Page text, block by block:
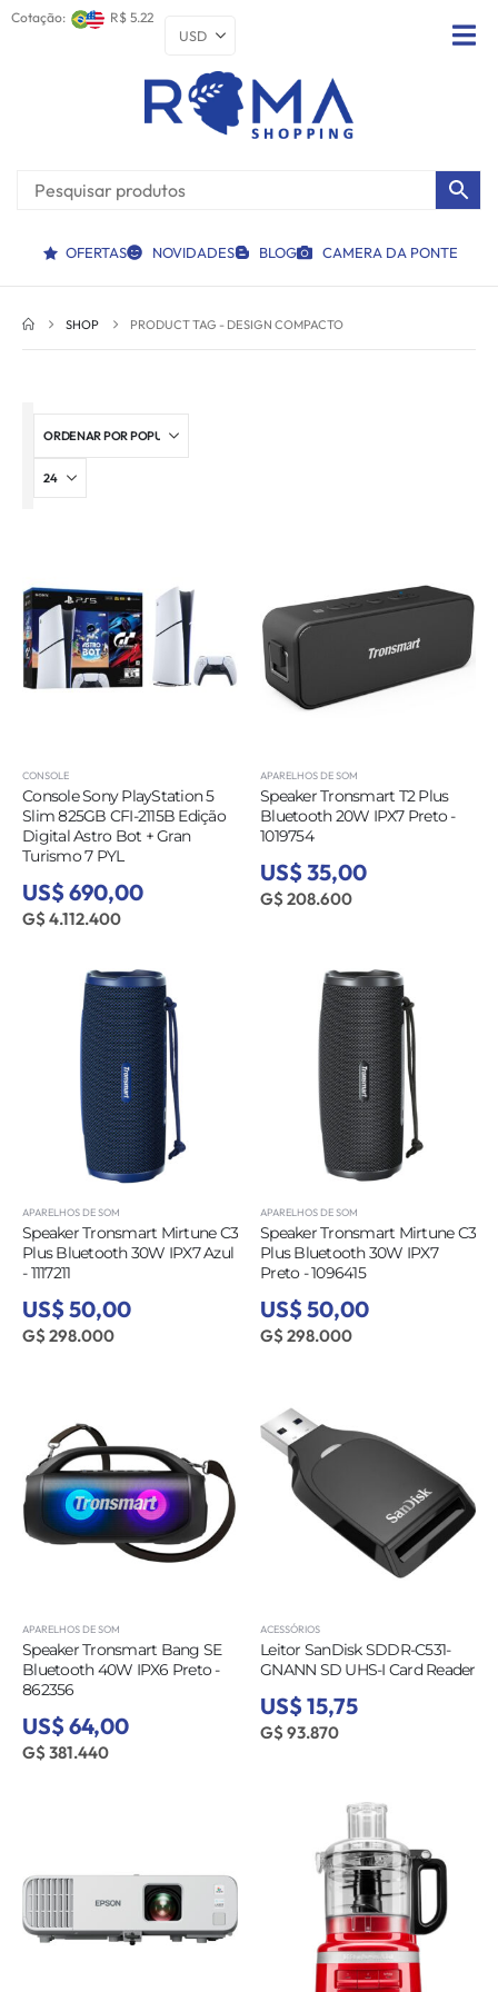
Cotação: R$ 5.22
OFERTAS NOVIDADES BLOG CAMERA DA PONTE
SHOP PRODUCT TAG - DESIGN COMPACTO
CONSOLE
Console Sony PlayStation 5
Slim 825GB CFI-2115B Edição
Digital Astro Bot + Gran
Turismo 7 PYL
US$ 690,00
G$ 4.112.400
APARELHOS DE SOM
Speaker Tronsmart T2 Plus
Bluetooth 20W IPX7 Preto -
1019754
US$ 35,00
G$ 208.600
APARELHOS DE SOM
Speaker Tronsmart Mirtune C3
Plus Bluetooth 30W IPX7 Azul
- 1117211
US$ 50,00
G$ 298.000
APARELHOS DE SOM
Speaker Tronsmart Mirtune C3
Plus Bluetooth 30W IPX7
Preto - 1096415
US$ 50,00
G$ 298.000
APARELHOS DE SOM
Speaker Tronsmart Bang SE
Bluetooth 40W IPX6 Preto -
862356
US$ 64,00
G$ 381.440
ACESSÓRIOS
Leitor SanDisk SDDR-C531-
GNANN SD UHS-I Card Reader
US$ 15,75
G$ 93.870